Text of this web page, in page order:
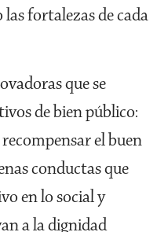
fortalezas de cada
que se
de bien público:
el buen
conductas que
en lo social y
a la dignidad